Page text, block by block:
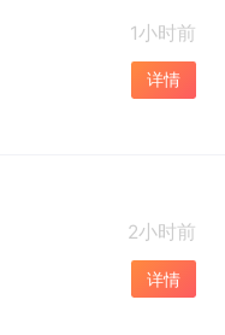
1小时前
详情
2小时前
详情